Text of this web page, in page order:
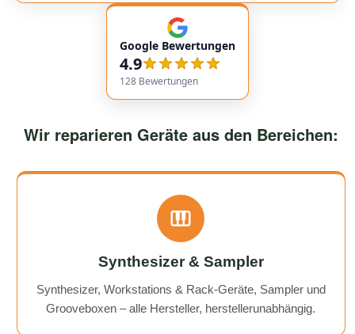
empfehlenswert! Very friendly and professional
communication. Responses came very quickly, and the
service overall was extremely friendly and reliable.
Highly recommended!
Google Bewertungen
4.9
128 Bewertungen
Wir reparieren Geräte aus den Bereichen:
Synthesizer & Sampler
Synthesizer, Workstations & Rack-Geräte, Sampler und
Grooveboxen – alle Hersteller, herstellerunabhängig.